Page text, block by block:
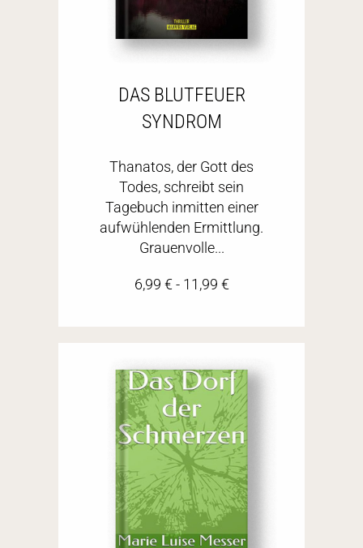
DAS BLUTFEUER
SYNDROM
Thanatos, der Gott des
Todes, schreibt sein
Tagebuch inmitten einer
aufwühlenden Ermittlung.
Grauenvolle...
6,99 € - 11,99 €